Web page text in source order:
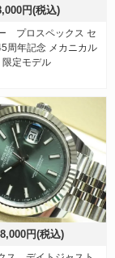
円(税込)
プロスペックス セ
周年記念 メカニカル
限定モデル
円(税込)